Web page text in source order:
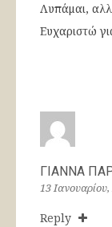
Λυπάμαι,
Ευχαριστώ
ΓΙΑΝΝΑ
13
Reply